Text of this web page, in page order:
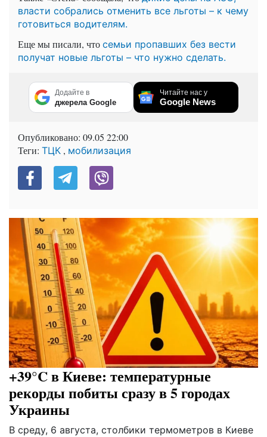
власти собрались отменить все льготы – к чему
готовиться водителям.
Еще мы писали, что семьи пропавших без вести
получат новые льготы – что нужно сделать.
Додайте в
джерела Google
Читайте нас у
Google News
Опубликовано: 09.05 22:00
Теги: ТЦК , мобилизация
+39°C в Киеве: температурные
рекорды побиты сразу в 5 городах
Украины
В среду, 6 августа, столбики термометров в Киеве